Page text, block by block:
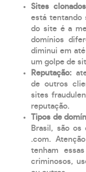
Sites
está tentando
do site é a
domínios
diminui em
um golpe de
Reputação:
de outros
sites
reputação.
Tipos de
Brasil, são
.com.
tenham
criminosos,